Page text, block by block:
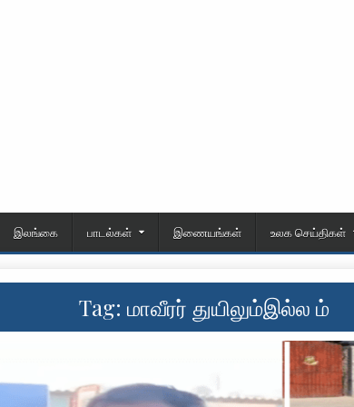
இலங்கை பாடல்கள் இணையங்கள் உலக செய்திகள்
Tag:மாவீரர் துயிலும்இல்ல ம்